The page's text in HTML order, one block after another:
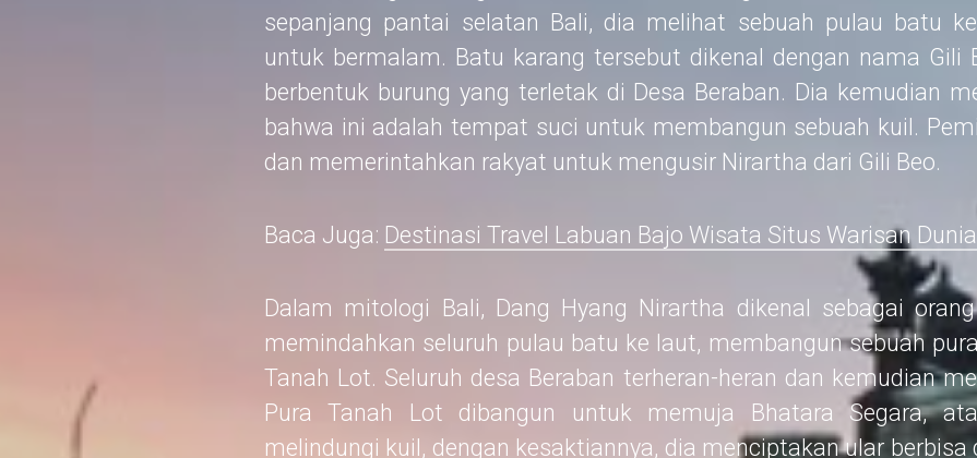
sepanjang pantai selatan Bali, dia melihat sebuah pulau batu
untuk bermalam. Batu karang tersebut dikenal dengan nama Gili
berbentuk burung yang terletak di Desa Beraban. Dia kemudian
bahwa ini adalah tempat suci untuk membangun sebuah kuil.
dan memerintahkan rakyat untuk mengusir Nirartha dari Gili Beo.
Baca Juga: Destinasi Travel Labuan Bajo Wisata Situs Warisan Dunia
Dalam mitologi Bali, Dang Hyang Nirartha dikenal sebagai
memindahkan seluruh pulau batu ke laut, membangun sebuah
Tanah Lot. Seluruh desa Beraban terheran-heran dan kemudian
Pura Tanah Lot dibangun untuk memuja Bhatara Segara,
melindungi kuil, dengan kesaktiannya, dia menciptakan ular